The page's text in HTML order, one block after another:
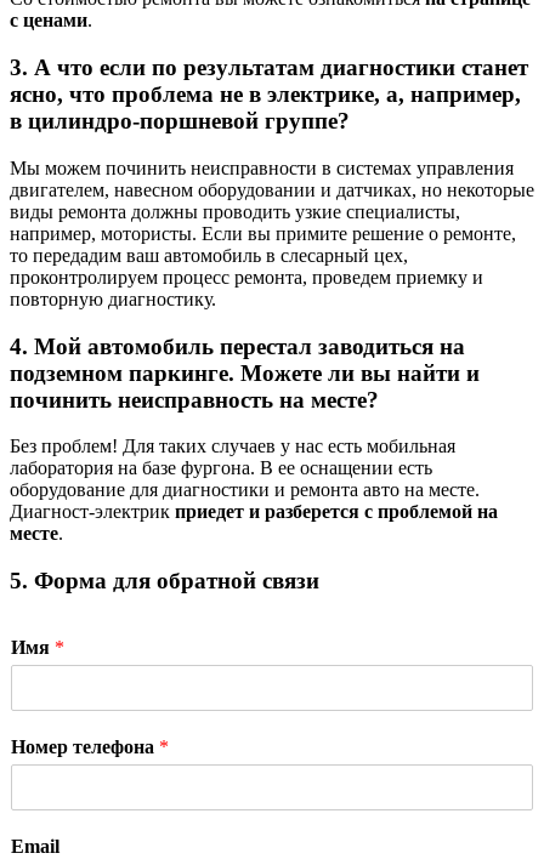
с ценами.
3. А что если по результатам диагностики станет
ясно, что проблема не в электрике, а, например,
в цилиндро-поршневой группе?
Мы можем починить неисправности в системах управления
двигателем, навесном оборудовании и датчиках, но некоторые
виды ремонта должны проводить узкие специалисты,
например, мотористы. Если вы примите решение о ремонте,
то передадим ваш автомобиль в слесарный цех,
проконтролируем процесс ремонта, проведем приемку и
повторную диагностику.
4. Мой автомобиль перестал заводиться на
подземном паркинге. Можете ли вы найти и
починить неисправность на месте?
Без проблем! Для таких случаев у нас есть мобильная
лаборатория на базе фургона. В ее оснащении есть
оборудование для диагностики и ремонта авто на месте.
Диагност-электрик приедет и разберется с проблемой на
месте.
5. Форма для обратной связи
Имя *
Номер телефона *
Email